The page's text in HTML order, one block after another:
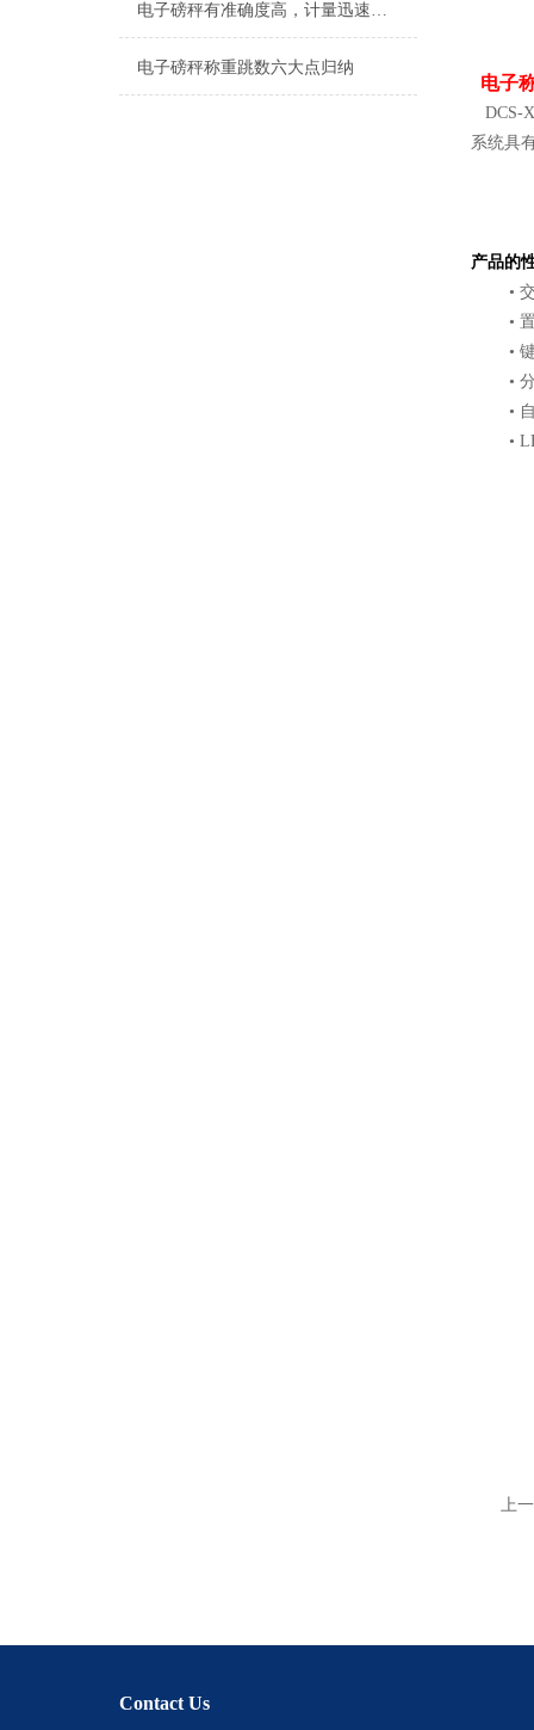
电子磅秤有准确度高，计量迅速，工作稳定可靠
电子磅秤称重跳数六大点归纳
电子
DCS-
系统具
产品的
• 交
• 置
• 键
• 分
• 自
•
上
Contact Us